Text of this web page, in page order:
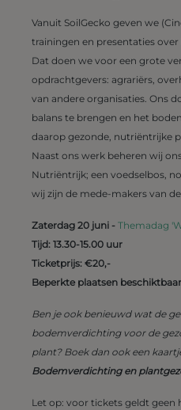
Vanuit SoilGecko geven we
trainingen en presentaties
Dat doen we voor een grote
opdrachtgevers: agrariërs,
van andere organisaties. Ons
balans te brengen en het
daarop gezonde, nutriëntrijke
Naast ons werk beheren wij
Nutriëntrijk; een voedselbos,
wij zijn de mede-makers van
Zaterdag 20 juni - Themadag
Tijd: 13.30-15.00 uur
Ticketprijs: €20,-
Beperkte plaatsen
Ben je ook benieuwd wat de
bodemverdichting voor de
plant? Boek dan ook een
Bodemverdichting en
Let op: voor tickets geldt geen